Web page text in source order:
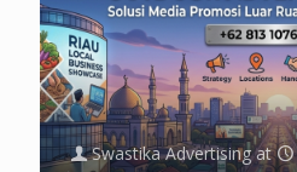
Swastika Advertising at